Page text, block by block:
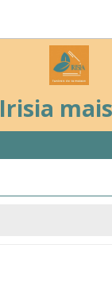
Irisia